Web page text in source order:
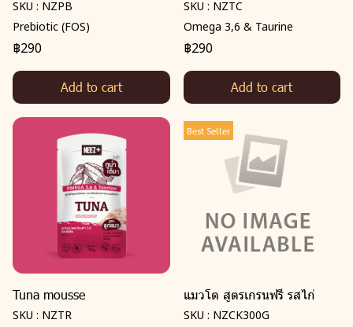
SKU : NZPB
Prebiotic (FOS)
฿290
Add to cart
SKU : NZTC
Omega 3,6 & Taurine
฿290
Add to cart
Tuna mousse
SKU : NZTR
Best Seller
แมวโต สูตรเกรนฟรี รสไก่
SKU : NZCK300G